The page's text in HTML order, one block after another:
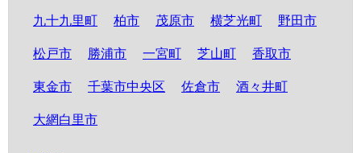
九十九里町 柏市 茂原市 横芝光町 野田市
松戸市 勝浦市 一宮町 芝山町 香取市
東金市 千葉市中央区 佐倉市 酒々井町
大網白里市